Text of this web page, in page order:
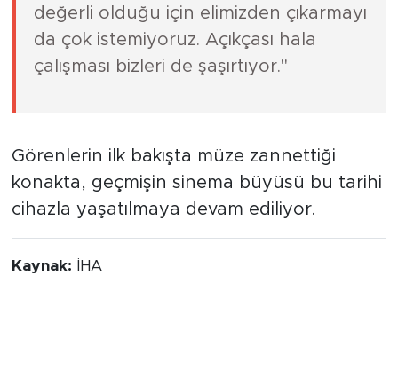
değerli olduğu için elimizden çıkarmayı
da çok istemiyoruz. Açıkçası hala
çalışması bizleri de şaşırtıyor."
Görenlerin ilk bakışta müze zannettiği
konakta, geçmişin sinema büyüsü bu tarihi
cihazla yaşatılmaya devam ediliyor.
Kaynak: İHA